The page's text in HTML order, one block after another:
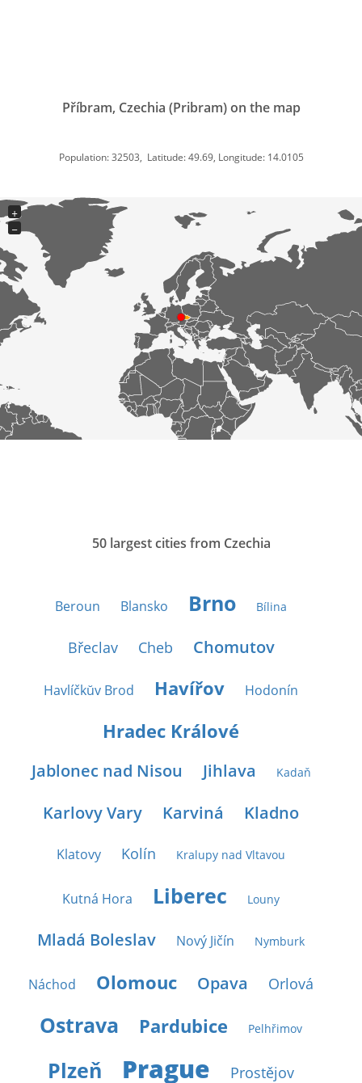
Příbram, Czechia (Pribram) on the map
Population: 32503, Latitude: 49.69, Longitude: 14.0105
+
−
50 largest cities from Czechia
Beroun Blansko Brno Bílina
Břeclav Cheb Chomutov
Havlíčkŭv Brod Havířov Hodonín
Hradec Králové
Jablonec nad Nisou Jihlava Kadaň
Karlovy Vary Karviná Kladno
Klatovy Kolín Kralupy nad Vltavou
Kutná Hora Liberec Louny
Mladá Boleslav Nový Jičín Nymburk
Náchod Olomouc Opava Orlová
Ostrava Pardubice Pelhřimov
Plzeň Prague Prostějov